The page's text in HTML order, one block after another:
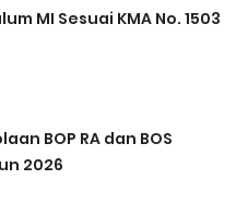
MI Sesuai KMA No. 1503
BOP RA dan BOS
2026